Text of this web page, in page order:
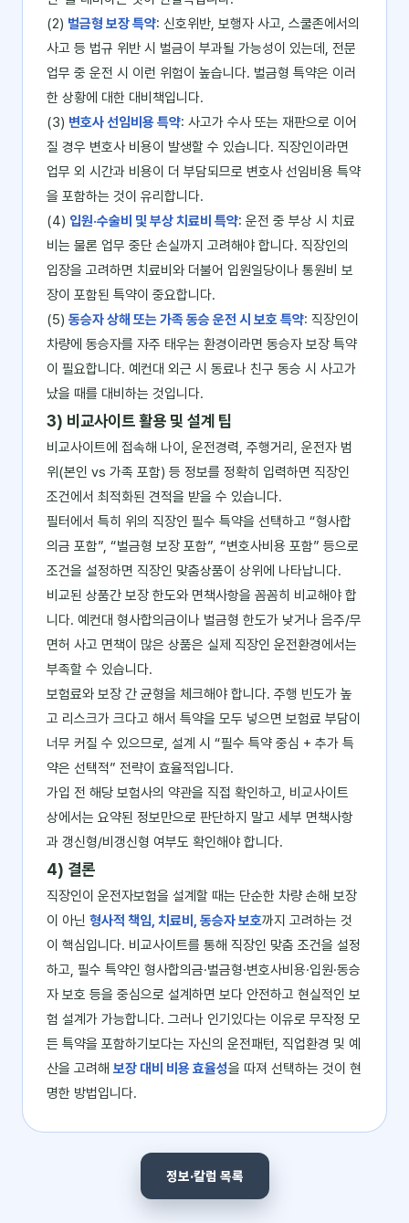
(2) 벌금형 보장 특약: 신호위반, 보행자 사고, 스쿨존에서의
사고 등 법규 위반 시 벌금이 부과될 가능성이 있는데, 전문
업무 중 운전 시 이런 위험이 높습니다. 벌금형 특약은 이러
한 상황에 대한 대비책입니다.
(3) 변호사 선임비용 특약: 사고가 수사 또는 재판으로 이어
질 경우 변호사 비용이 발생할 수 있습니다. 직장인이라면
업무 외 시간과 비용이 더 부담되므로 변호사 선임비용 특약
을 포함하는 것이 유리합니다.
(4) 입원·수술비 및 부상 치료비 특약: 운전 중 부상 시 치료
비는 물론 업무 중단 손실까지 고려해야 합니다. 직장인의
입장을 고려하면 치료비와 더불어 입원일당이나 통원비 보
장이 포함된 특약이 중요합니다.
(5) 동승자 상해 또는 가족 동승 운전 시 보호 특약: 직장인이
차량에 동승자를 자주 태우는 환경이라면 동승자 보장 특약
이 필요합니다. 예컨대 외근 시 동료나 친구 동승 시 사고가
났을 때를 대비하는 것입니다.
3) 비교사이트 활용 및 설계 팁
비교사이트에 접속해 나이, 운전경력, 주행거리, 운전자 범
위(본인 vs 가족 포함) 등 정보를 정확히 입력하면 직장인
조건에서 최적화된 견적을 받을 수 있습니다.
필터에서 특히 위의 직장인 필수 특약을 선택하고 “형사합
의금 포함”, “벌금형 보장 포함”, “변호사비용 포함” 등으로
조건을 설정하면 직장인 맞춤상품이 상위에 나타납니다.
비교된 상품간 보장 한도와 면책사항을 꼼꼼히 비교해야 합
니다. 예컨대 형사합의금이나 벌금형 한도가 낮거나 음주/무
면허 사고 면책이 많은 상품은 실제 직장인 운전환경에서는
부족할 수 있습니다.
보험료와 보장 간 균형을 체크해야 합니다. 주행 빈도가 높
고 리스크가 크다고 해서 특약을 모두 넣으면 보험료 부담이
너무 커질 수 있으므로, 설계 시 “필수 특약 중심 + 추가 특
약은 선택적” 전략이 효율적입니다.
가입 전 해당 보험사의 약관을 직접 확인하고, 비교사이트
상에서는 요약된 정보만으로 판단하지 말고 세부 면책사항
과 갱신형/비갱신형 여부도 확인해야 합니다.
4) 결론
직장인이 운전자보험을 설계할 때는 단순한 차량 손해 보장
이 아닌 형사적 책임, 치료비, 동승자 보호까지 고려하는 것
이 핵심입니다. 비교사이트를 통해 직장인 맞춤 조건을 설정
하고, 필수 특약인 형사합의금·벌금형·변호사비용·입원·동승
자 보호 등을 중심으로 설계하면 보다 안전하고 현실적인 보
험 설계가 가능합니다. 그러나 인기있다는 이유로 무작정 모
든 특약을 포함하기보다는 자신의 운전패턴, 직업환경 및 예
산을 고려해 보장 대비 비용 효율성을 따져 선택하는 것이 현
명한 방법입니다.
정보·칼럼 목록